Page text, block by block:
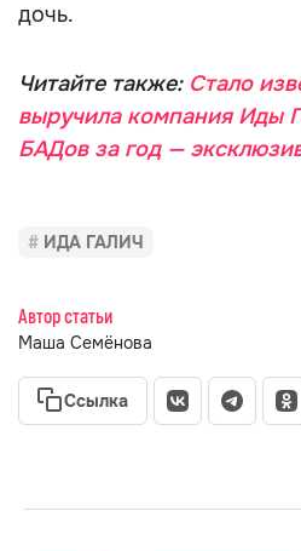
дочь.
Читайте также: Стало
выручила компания Иды
БАДов за год —
ИДА ГАЛИЧ
Автор статьи
Маша Семёнова
Ссылка